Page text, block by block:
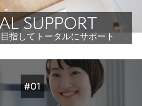
指してトータルにサポート